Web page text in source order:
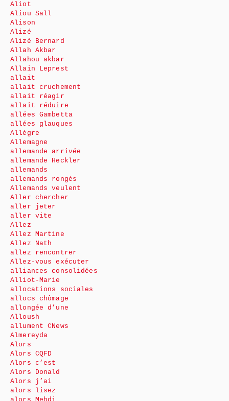
Aliot
Aliou Sall
Alison
Alizé
Alizé Bernard
Allah Akbar
Allahou akbar
Allain Leprest
allait
allait cruchement
allait réagir
allait réduire
allées Gambetta
allées glauques
Allègre
Allemagne
allemande arrivée
allemande Heckler
allemands
allemands rongés
Allemands veulent
Aller chercher
aller jeter
aller vite
Allez
Allez Martine
Allez Nath
allez rencontrer
Allez-vous exécuter
alliances consolidées
Alliot-Marie
allocations sociales
allocs chômage
allongée d’une
Alloush
allument CNews
Almereyda
Alors
Alors CQFD
Alors c’est
Alors Donald
Alors j’ai
alors lisez